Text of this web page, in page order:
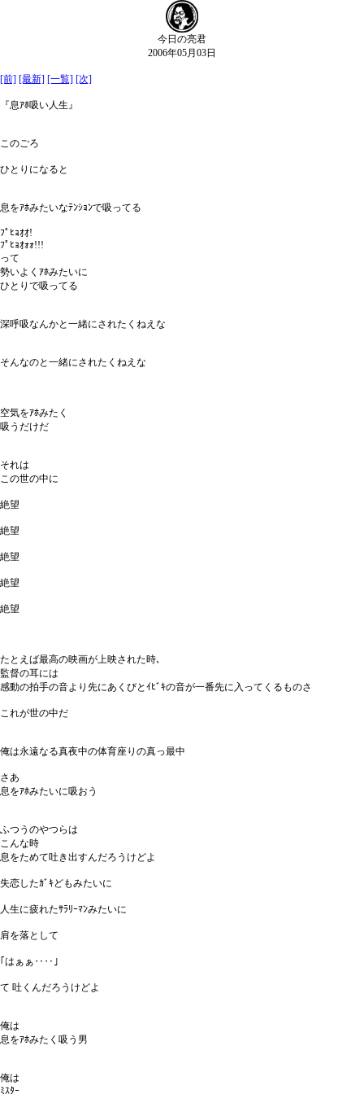
今日の亮君
2006年05月03日
[前] [最新] [一覧] [次]
『息ｱﾎ吸い人生』
このごろ
ひとりになると
息をｱﾎみたいなﾃﾝｼｮﾝで吸ってる
ﾌﾟﾋｮｵｵ!
ﾌﾟﾋｮｵｫｫ!!!
って
勢いよくｱﾎみたいに
ひとりで吸ってる
深呼吸なんかと一緒にされたくねえな
そんなのと一緒にされたくねえな
空気をｱﾎみたく
吸うだけだ
それは
この世の中に
絶望
絶望
絶望
絶望
絶望
たとえば最高の映画が上映された時､
監督の耳には
感動の拍手の音より先にあくびとｲﾋﾞｷの音が一番先に入ってくるものさ
これが世の中だ
俺は永遠なる真夜中の体育座りの真っ最中
さあ
息をｱﾎみたいに吸おう
ふつうのやつらは
こんな時
息をためて吐き出すんだろうけどよ
失恋したｶﾞｷどもみたいに
人生に疲れたｻﾗﾘｰﾏﾝみたいに
肩を落として
｢はぁぁ‥‥｣
て 吐くんだろうけどよ
俺は
息をｱﾎみたく吸う男
俺は
ﾐｽﾀｰ